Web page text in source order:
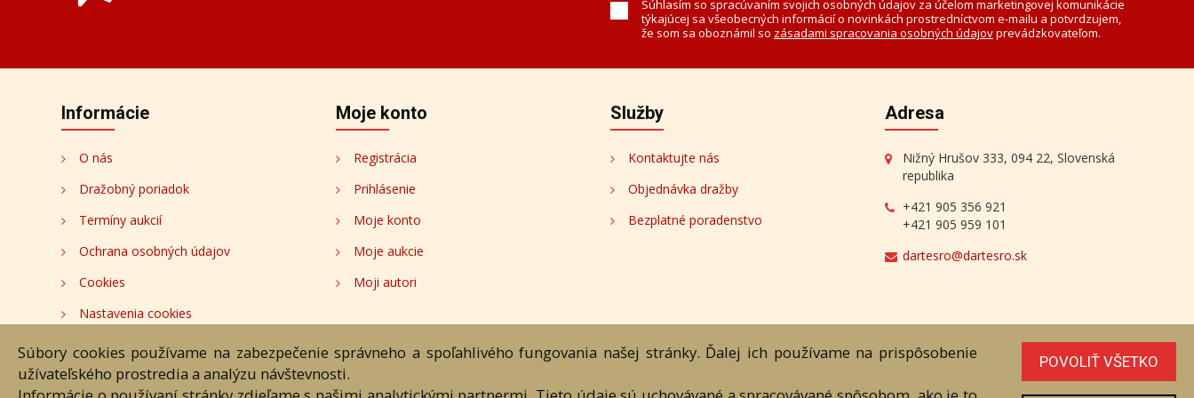
Súhlasím so spracúvaním svojich osobných údajov za účelom marketingovej komunikácie
týkajúcej sa všeobecných informácií o novinkách prostredníctvom e-mailu a potvrdzujem,
že som sa oboznámil so zásadami spracovania osobných údajovprevádzkovateľom.
Informácie
O nás
Dražobný poriadok
Termíny aukcií
Ochrana osobných údajov
Cookies
Nastavenia cookies
Moje konto
Registrácia
Prihlásenie
Moje konto
Moje aukcie
Moji autori
Služby
Kontaktujte nás
Objednávka dražby
Bezplatné poradenstvo
Adresa
Nižný Hrušov 333, 094 22, Slovenská
republika
+421 905 356 921
+421 905 959 101
dartesro@dartesro.sk
Hlavná stránka
Súbory cookies používame na zabezpečenie správneho a spoľahlivého fungovania našej stránky. Ďalej ich používame na prispôsobenie
užívateľského prostredia a analýzu návštevnosti.
POVOLIŤ VŠETKO